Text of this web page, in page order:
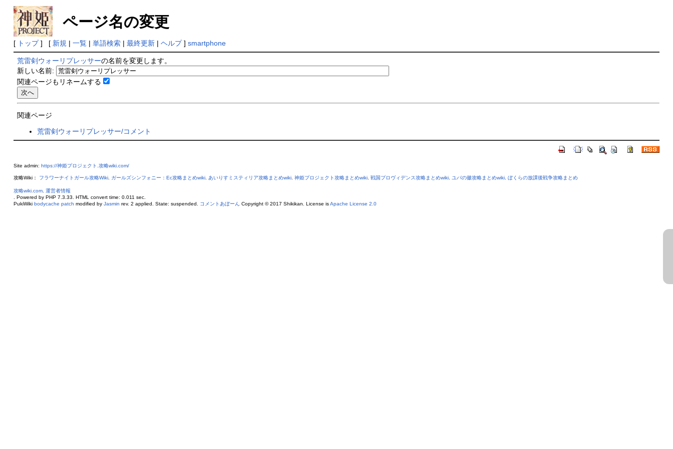
ページ名の変更
[ トップ] [ 新規 | 一覧| 単語検索| 最終更新| ヘルプ] smartphone
荒雷剣ウォーリプレッサーの名前を変更します。
新しい名前:
関連ページもリネームする
関連ページ
荒雷剣ウォーリプレッサー/コメント
Site admin: https://神姫プロジェクト.攻略wiki.com/
攻略Wiki： フラワーナイトガール攻略Wiki. ガールズシンフォニー：Ec攻略まとめwiki. あいりすミスティリア攻略まとめwiki. 神姫プロジェクト攻略まとめwiki. 戦国プロヴィデンス攻略まとめwiki. ユバの徽攻略まとめwiki. ぼくらの放課後戦争攻略まとめ
攻略wiki.com. 運営者情報
. Powered by PHP 7.3.33. HTML convert time: 0.011 sec.
PukiWiki bodycache patch modified by Jasmin rev. 2 applied. State: suspended. コメントあぼーん Copyright © 2017 Shikikan. License isApache License 2.0